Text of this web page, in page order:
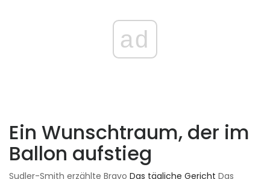
ad
Ein Wunschtraum, der im
Ballon aufstieg
Sudler-Smith erzählte Bravo Das tägliche Gericht Das